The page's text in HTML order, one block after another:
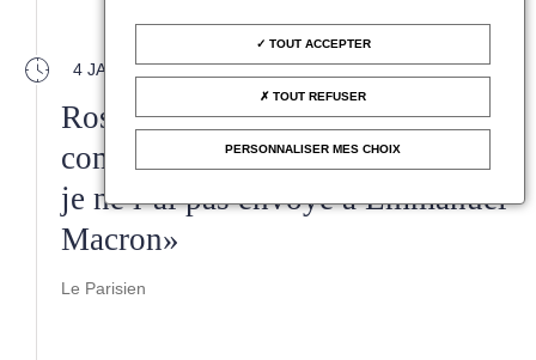
4 JANVIER 2023
Roselyne Bachelot règle ses
comptes dans un livre : «Mince,
je ne l’ai pas envoyé à Emmanuel
Macron»
Le Parisien
TOUT ACCEPTER
TOUT REFUSER
PERSONNALISER MES CHOIX